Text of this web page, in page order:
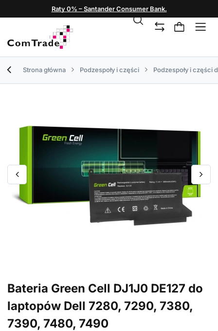
Raty 0% – Santander Consumer Bank.
Strona główna Podzespoły i części Podzespoły i części
Bateria Green Cell DJ1J0 DE127 do
laptopów Dell 7280, 7290, 7380,
7390, 7480, 7490